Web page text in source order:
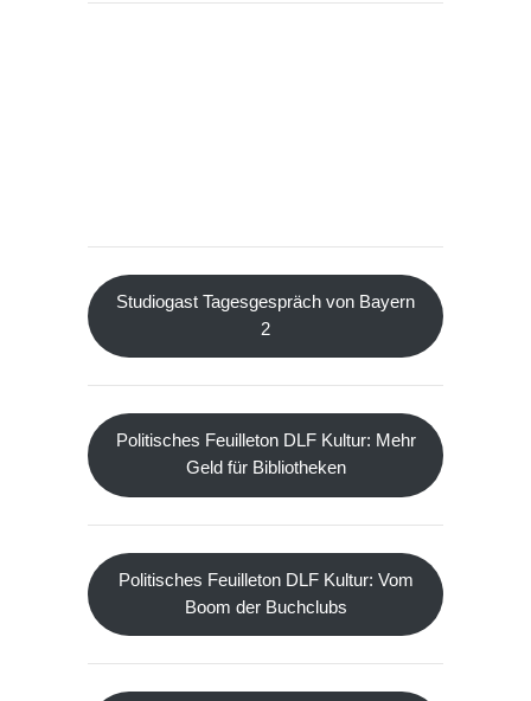
Studiogast Tagesgespräch von Bayern
2
Politisches Feuilleton DLF Kultur: Mehr
Geld für Bibliotheken
Politisches Feuilleton DLF Kultur: Vom
Boom der Buchclubs